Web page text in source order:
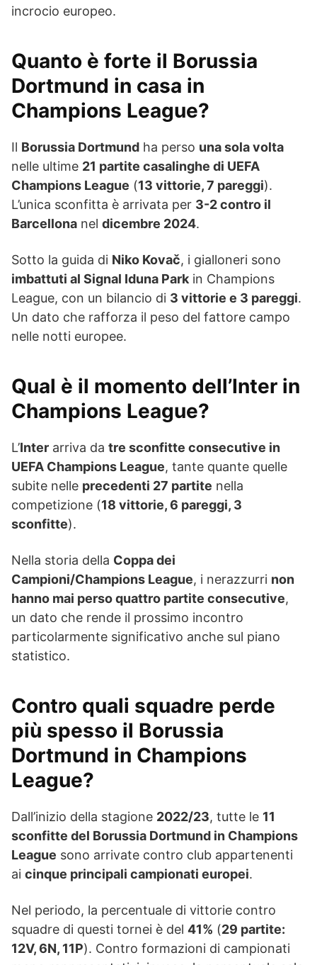
incrocio europeo.
Quanto è forte il Borussia
Dortmund in casa in
Champions League?
Il Borussia Dortmund ha perso una sola volta
nelle ultime 21 partite casalinghe di UEFA
Champions League (13 vittorie, 7 pareggi).
L’unica sconfitta è arrivata per 3-2 contro il
Barcellona nel dicembre 2024.
Sotto la guida di Niko Kovač, i gialloneri sono
imbattuti al Signal Iduna Park in Champions
League, con un bilancio di 3 vittorie e 3 pareggi.
Un dato che rafforza il peso del fattore campo
nelle notti europee.
Qual è il momento dell’Inter in
Champions League?
L’Inter arriva da tre sconfitte consecutive in
UEFA Champions League, tante quante quelle
subite nelle precedenti 27 partite nella
competizione (18 vittorie, 6 pareggi, 3
sconfitte).
Nella storia della Coppa dei
Campioni/Champions League, i nerazzurri non
hanno mai perso quattro partite consecutive,
un dato che rende il prossimo incontro
particolarmente significativo anche sul piano
statistico.
Contro quali squadre perde
più spesso il Borussia
Dortmund in Champions
League?
Dall’inizio della stagione 2022/23, tutte le 11
sconfitte del Borussia Dortmund in Champions
League sono arrivate contro club appartenenti
ai cinque principali campionati europei.
Nel periodo, la percentuale di vittorie contro
squadre di questi tornei è del 41% (29 partite:
12V, 6N, 11P). Contro formazioni di campionati